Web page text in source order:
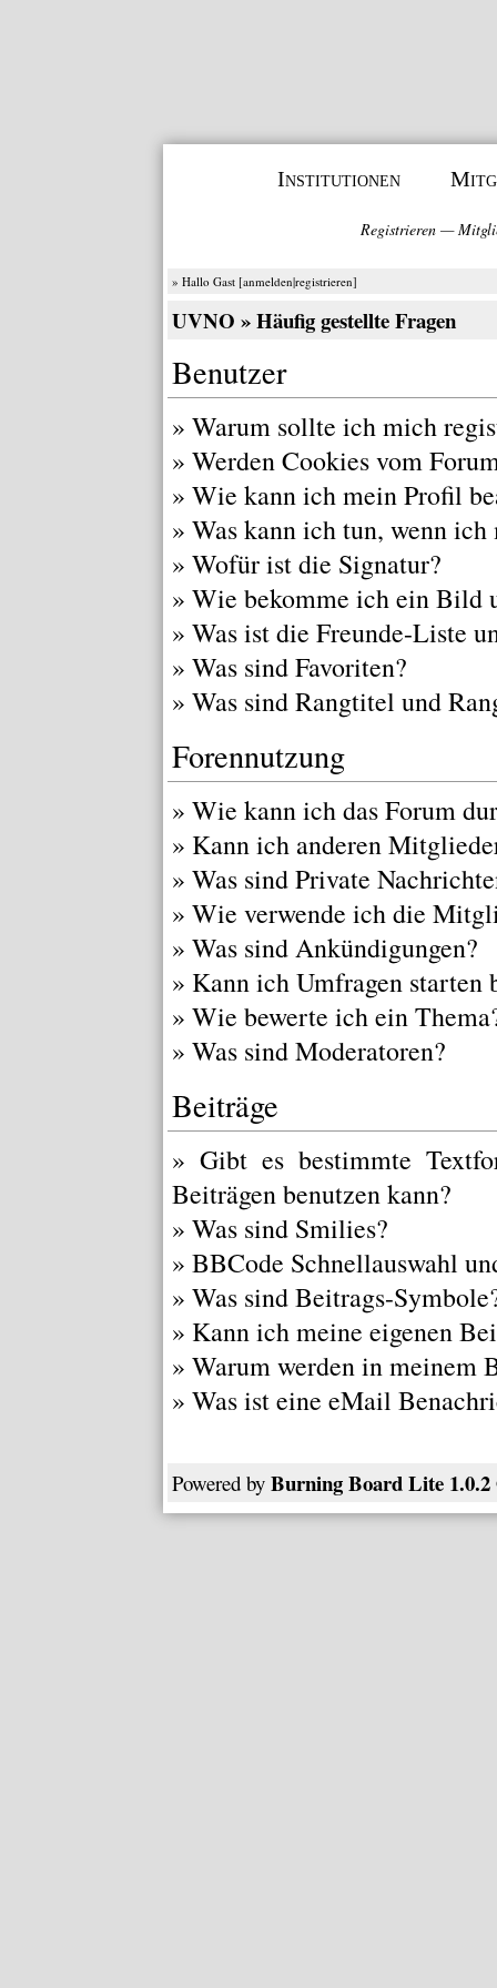
Institutionen
Registrieren—
» Hallo Gast [anmelden|registrieren]
UVNO » Häufig gestellte Fragen
Benutzer
» Warum sollte ich mich
» Werden Cookies vom
» Wie kann ich mein Profil
» Was kann ich tun, wenn ich
» Wofür ist die Signatur?
» Wie bekomme ich ein Bild
» Was ist die Freunde-Liste
» Was sind Favoriten?
» Was sind Rangtitel und
Forennutzung
» Wie kann ich das Forum
» Kann ich anderen
» Was sind Private
» Wie verwende ich die
» Was sind Ankündigungen?
» Kann ich Umfragen starten
» Wie bewerte ich ein
» Was sind Moderatoren?
Beiträge
» Gibt es bestimmte
Beiträgen benutzen kann?
» Was sind Smilies?
» BBCode Schnellauswahl
» Was sind Beitrags-
» Kann ich meine eigenen
» Warum werden in meinem
» Was ist eine eMail
Powered by Burning Board Lite 1.0.2